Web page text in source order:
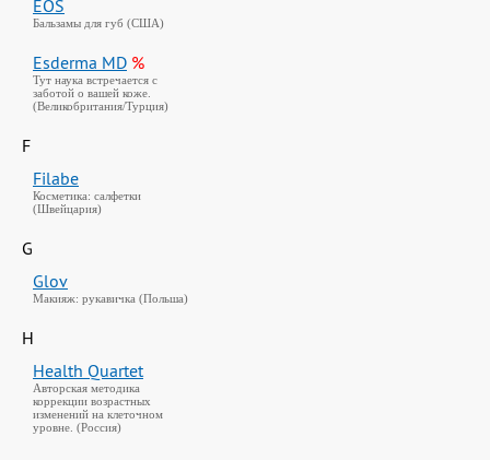
EOS
Бальзамы для губ (США)
Esderma MD %
Тут наука встречается с
заботой о вашей коже.
(Великобритания/Турция)
F
Filabe
Косметика: салфетки
(Швейцария)
G
Glov
Макияж: рукавичка (Польша)
H
Health Quartet
Авторская методика
коррекции возрастных
изменений на клеточном
уровне. (Россия)